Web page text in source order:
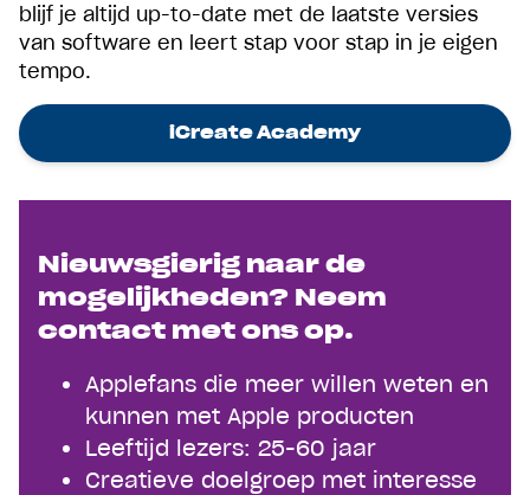
blijf je altijd up-to-date met de laatste versies
van software en leert stap voor stap in je eigen
tempo.
iCreate Academy
Nieuwsgierig naar de
mogelijkheden? Neem
contact met ons op.
Applefans die meer willen weten en
kunnen met Apple producten
Leeftijd lezers: 25-60 jaar
Creatieve doelgroep met interesse